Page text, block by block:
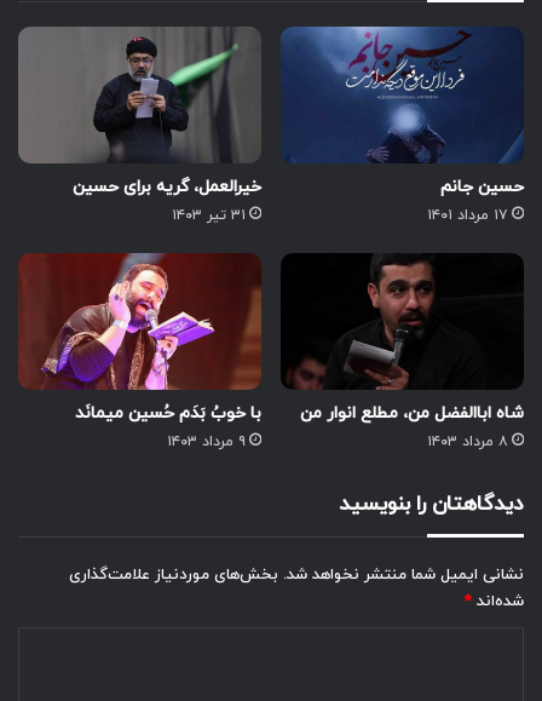
حسین جانم
۱۷ مرداد ۱۴۰۱
خیرالعمل، گریه برای حسین
۳۱ تیر ۱۴۰۳
شاه اباالفضل من، مطلع انوار من
۸ مرداد ۱۴۰۳
با خوبُ بَدَم حُسین میمانَد
۹ مرداد ۱۴۰۳
دیدگاهتان را بنویسید
نشانی ایمیل شما منتشر نخواهد شد. بخش‌های موردنیاز علامت‌گذاری
شده‌اند *